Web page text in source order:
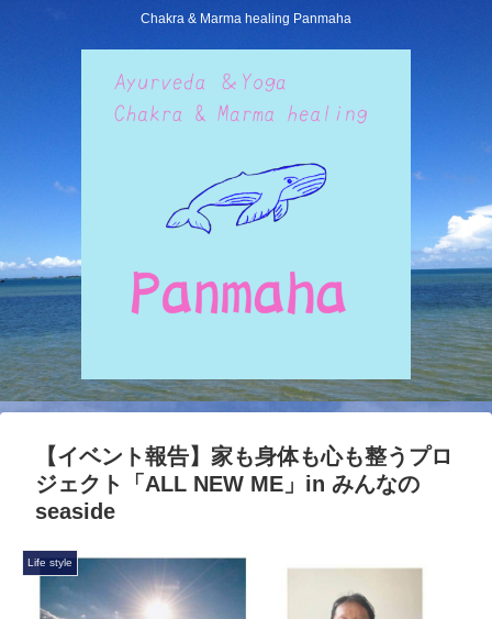
Chakra & Marma healing Panmaha
【イベント報告】家も身体も心も整うプロ
ジェクト「ALL NEW ME」in みんなの
seaside
Life style